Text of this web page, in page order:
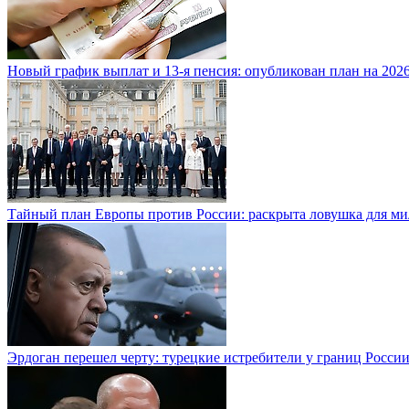
Новый график выплат и 13-я пенсия: опубликован план на
Тайный план Европы против России: раскрыта ловушка для
Эрдоган перешел черту: турецкие истребители у границ России